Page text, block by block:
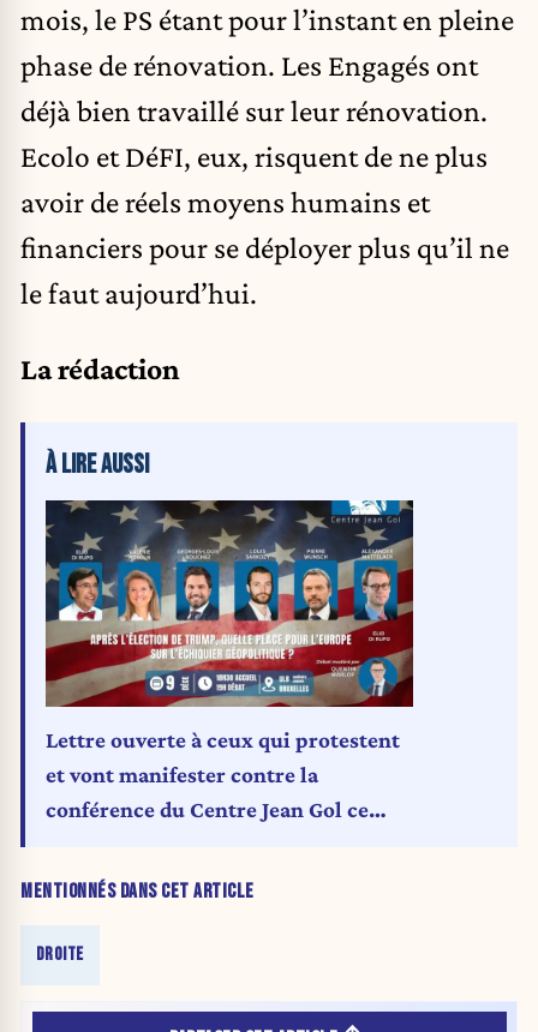
mois, le PS étant pour l’instant en pleine
phase de rénovation. Les Engagés ont
déjà bien travaillé sur leur rénovation.
Ecolo et DéFI, eux, risquent de ne plus
avoir de réels moyens humains et
financiers pour se déployer plus qu’il ne
le faut aujourd’hui.
La rédaction
MENTIONNÉS DANS CET ARTICLE
DROITE
À LIRE AUSSI
Lettre ouverte à ceux qui protestent
et vont manifester contre la
conférence du Centre Jean Gol ce